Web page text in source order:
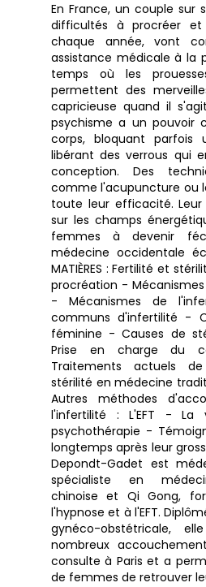
En France, un couple sur
difficultés à procréer
chaque année, vont
assistance médicale à la
temps où les
permettent des
capricieuse quand il
psychisme a un pouvoir
corps, bloquant parfois
libérant des verrous qui
conception. Des
comme l'acupuncture ou
toute leur efficacité.
sur les champs
femmes à devenir
médecine occidentale
MATIÈRES : Fertilité et
procréation -
- Mécanismes de
communs d'infertilité -
féminine - Causes de
Prise en charge du
Traitements actuels
stérilité en médecine
Autres méthodes
l'infertilité : L'EFT - La
psychothérapie -
longtemps après leur
Depondt-Gadet est
spécialiste en
chinoise et Qi Gong,
l'hypnose et à l'EFT.
gynéco-obstétricale,
nombreux
consulte à Paris et a
de femmes de retrouver